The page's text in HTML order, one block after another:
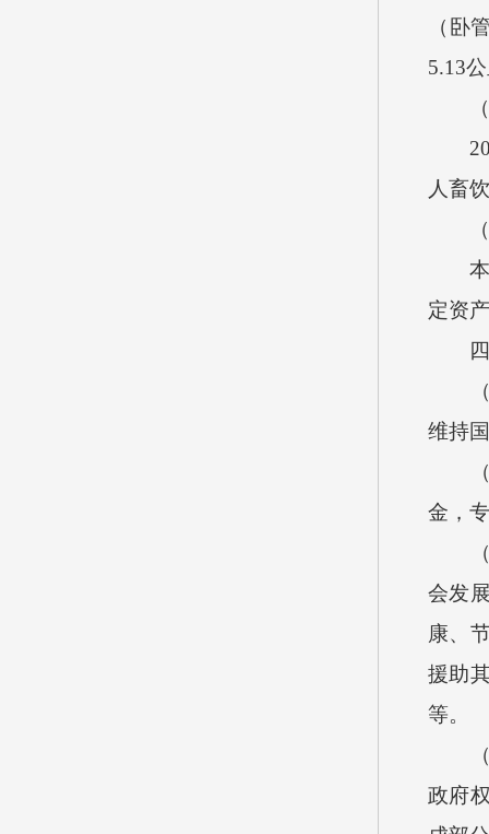
（卧
5.13
（
人畜
（
本单
定资
四
（一
维持
（二
金，
（三
会发
康、
援助
等。
（四
政府